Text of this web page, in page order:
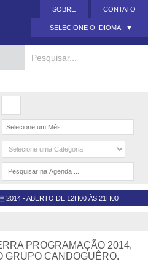
SOBRE CONTATO
Powered by
SELECIONE O IDIOMA | ▼
- ABERTO DE 12H00 ÀS 21H00
PROGRAMAÇÃO 2014,
GRUPO CANDOGUÊRO.